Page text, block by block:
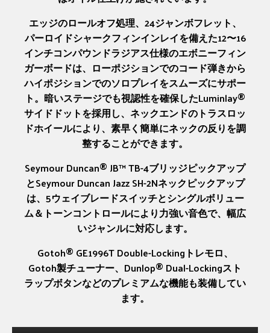
エッジのロールオフ処理、24ジャンボフレット、
パーロイドシャークフィンインレイを備えた12〜16
インチコンパウンドラジアス仕様のエボニーフィン
ガーボードは、ローポジションでのコード弾きから
ハイポジションでのソロプレイをスムーズにサポー
ト。暗いステージでも視認性を確保したLuminlay®
サイドドットを採用し、ネックエンドのトラスロッ
ドホイールにより、素早く簡単にネックの反りを調
整することができます。
Seymour Duncan® JB™ TB-4ブリッジピックアップ
とSeymour Duncan Jazz SH-2Nネックピックアップ
は、5ウェイブレードスイッチとシングルボリュー
ム＆トーンコントロールにより力強い音色で、幅広
いジャンルに対応します。
Gotoh® GE1996T Double-Lockingトレモロ、
Gotoh製チューナー、Dunlop® Dual-Lockingスト
ラップボタンなどのプレミアムな機能も装備してい
ます。